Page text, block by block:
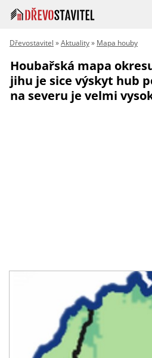
Dřevostavitel »Aktuality» Mapa houby
Houbařská mapa
jihu je sice výskyt hub
na severu je velmi